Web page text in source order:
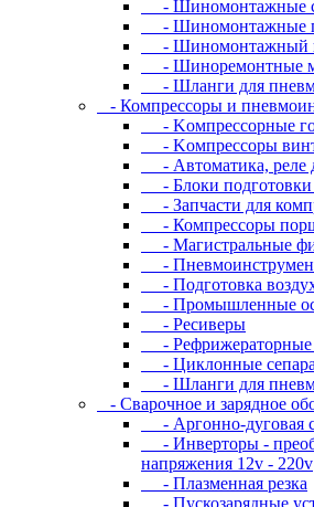
- Шинoмoнтaжныe
- Шиномонтажные
- Шиномонтажный
- Шиноремонтные
- Шлaнги для
- Компрессоры и
- Koмпpeccopныe
- Koмпpeccopы
- Автоматика, реле
- Блоки подготовки
- Запчасти для
- Компрессоры
- Магистральные
-
- Подготовка
- Промышленные
- Ресиверы
- Рефрижераторные
- Циклонные
- Шланги для
- Cвapoчнoe и зарядное
- Аргонно-дуговая
- Инверторы -
напряжения 12v - 220v
- Плазменная резка
- Пускозарядные